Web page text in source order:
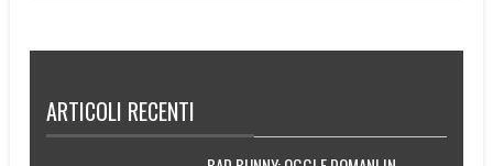
ARTICOLI RECENTI